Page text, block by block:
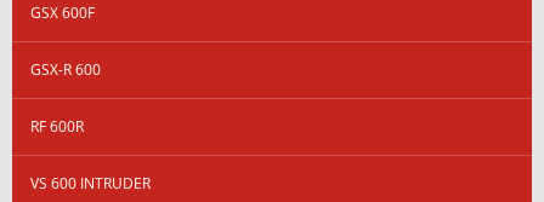
GSX 600F
GSX-R 600
RF 600R
VS 600 INTRUDER